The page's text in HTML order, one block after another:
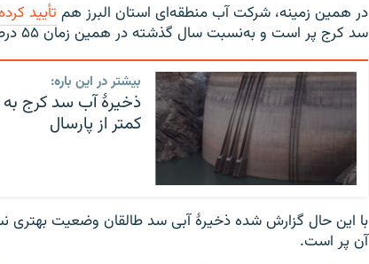
در همین زمینه، شرکت آب منطقه‌ای استان البرز هم تأیید
سد کرج پر است و به‌نسبت سال گذشته در همین زمان ۵۵ درصد کاهش داشته است.
بیشتر در این باره:
کمتر از پارسال
آن پر است.